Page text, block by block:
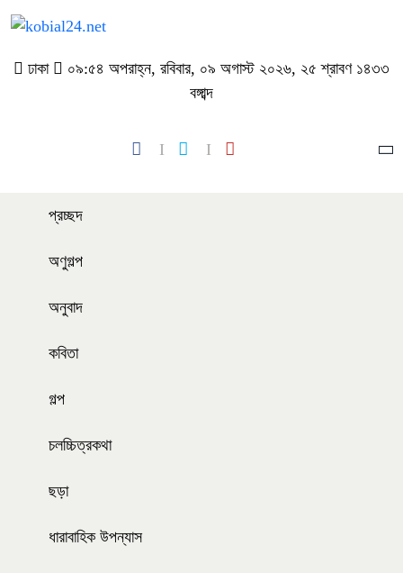
ঢাকা
০৯:৫৪ অপরাহ্ন, রবিবার, ০৯ অগাস্ট ২০২৬, ২৫ শ্রাবণ ১৪৩৩
বঙ্গাব্দ
প্রচ্ছদ
অণুগল্প
অনুবাদ
কবিতা
গল্প
চলচ্চিত্রকথা
ছড়া
ধারাবাহিক উপন্যাস